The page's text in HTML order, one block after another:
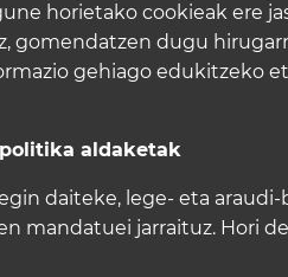
horietako cookieak ere
gomendatzen dugu
gehiago edukitzeko
aldaketak
daiteke, lege- eta
mandatuei jarraituz. Hori